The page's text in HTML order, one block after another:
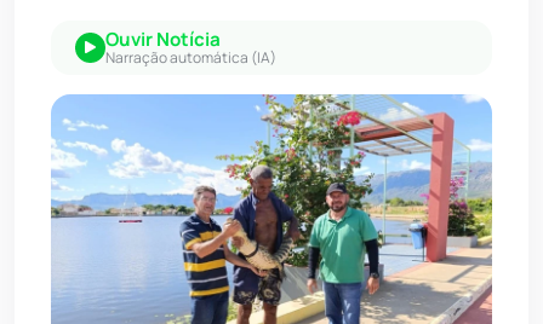
Ouvir Notícia
Narração automática (IA)